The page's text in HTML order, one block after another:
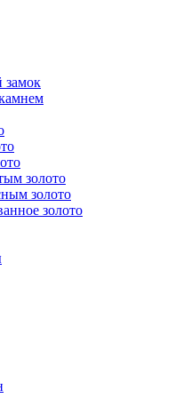
замок
золото
золото
золото